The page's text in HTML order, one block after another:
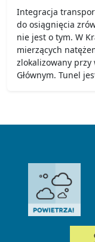
Integracja
do osiągnięcia
nie jest o tym. W
mierzących
zlokalizowany
Głównym. Tunel